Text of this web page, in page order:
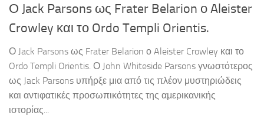
Ο Jack Parsons ως Frater Belarion ο Aleister
Crowley και το Ordo Templi Orientis.
Ο Jack Parsons ως Frater Belarion ο Aleister Crowley και το
Ordo Templi Orientis. Ο John Whiteside Parsons γνωστότερος
ως Jack Parsons υπήρξε μια από τις πλέον μυστηριώδεις
και αντιφατικές προσωπικότητες της αμερικανικής
ιστορίας...